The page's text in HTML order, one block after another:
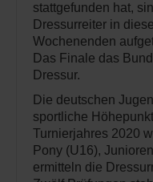
stattgefunden hat,
Dressurreiter in
Wochenenden
Das Finale das
Dressur.
Die deutschen
sportliche
Turnierjahres 2020
Pony (U16),
ermitteln die